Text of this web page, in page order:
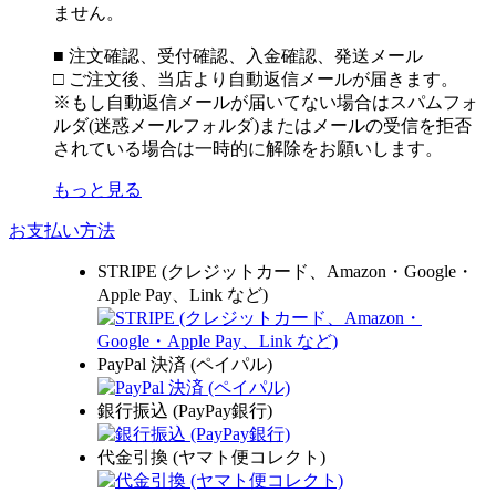
ません。
■ 注文確認、受付確認、入金確認、発送メール
□ ご注文後、当店より自動返信メールが届きます。
※もし自動返信メールが届いてない場合はスパムフォ
ルダ(迷惑メールフォルダ)またはメールの受信を拒否
されている場合は一時的に解除をお願いします。
もっと見る
お支払い方法
STRIPE (クレジットカード、Amazon・Google・
Apple Pay、Link など)
PayPal 決済 (ペイパル)
銀行振込 (PayPay銀行)
代金引換 (ヤマト便コレクト)